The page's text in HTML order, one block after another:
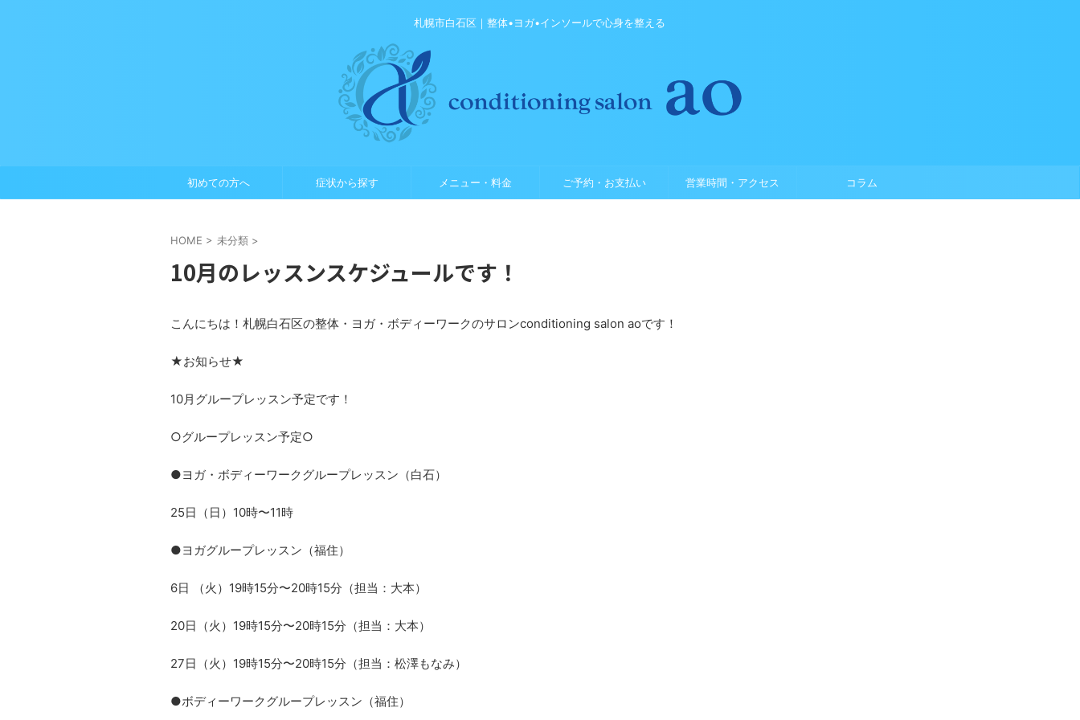
札幌市白石区｜整体•ヨガ•インソールで心身を整える
初めての方へ 症状から探す メニュー・料金 ご予約・お支払い 営業時間・アクセス コラム
HOME > 未分類 >
10月のレッスンスケジュールです！
こんにちは！札幌白石区の整体・ヨガ・ボディーワークのサロンconditioning salon aoです！
★お知らせ★
10月グループレッスン予定です！
○グループレッスン予定○
●ヨガ・ボディーワークグループレッスン（白石）
25日（日）10時〜11時
●ヨガグループレッスン（福住）
6日 （火）19時15分〜20時15分（担当：大本）
20日（火）19時15分〜20時15分（担当：大本）
27日（火）19時15分〜20時15分（担当：松澤もなみ）
●ボディーワークグループレッスン（福住）